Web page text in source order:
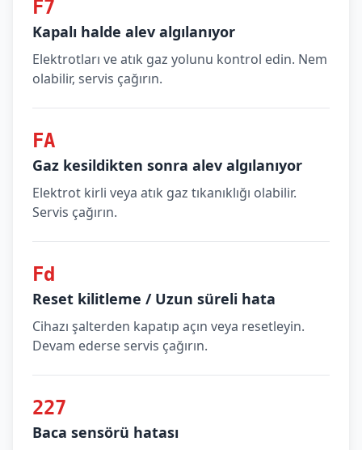
F7
Kapalı halde alev algılanıyor
Elektrotları ve atık gaz yolunu kontrol edin. Nem
olabilir, servis çağırın.
FA
Gaz kesildikten sonra alev algılanıyor
Elektrot kirli veya atık gaz tıkanıklığı olabilir.
Servis çağırın.
Fd
Reset kilitleme / Uzun süreli hata
Cihazı şalterden kapatıp açın veya resetleyin.
Devam ederse servis çağırın.
227
Baca sensörü hatası